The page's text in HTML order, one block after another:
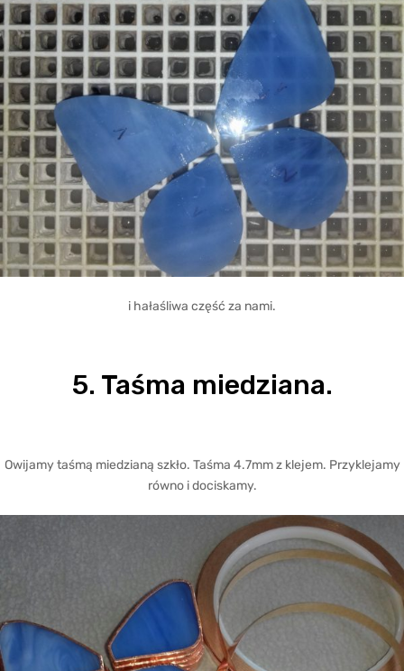
i hałaśliwa część za nami.
5. Taśma miedziana.
Owijamy taśmą miedzianą szkło. Taśma 4.7mm z klejem. Przyklejamy
równo i dociskamy.